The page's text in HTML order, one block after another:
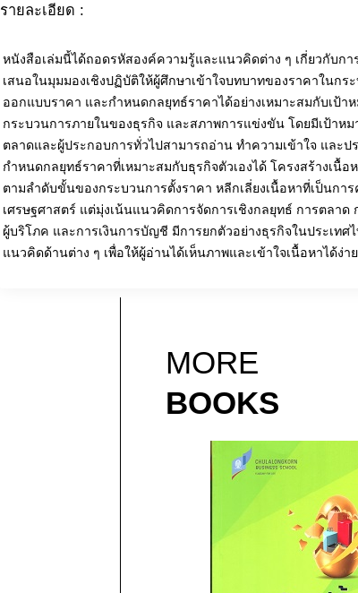
รายละเอียด :
หนังสือเล่มนี้ได้ถอดรหัสองค์ความรู้และแนวคิดต่าง ๆ เกี่ยวกับกา
เสนอในมุมมองเชิงปฏิบัติให้ผู้ศึกษาเข้าใจบทบาทของราคาในกร
ออกแบบราคา และกำหนดกลยุทธ์ราคาได้อย่างเหมาะสมกับเป้า
กระบวนการภายในของธุรกิจ และสภาพการแข่งขัน โดยมีเป้าหม
ตลาดและผู้ประกอบการทั่วไปสามารถอ่าน ทำความเข้าใจ และป
กำหนดกลยุทธ์ราคาที่เหมาะสมกับธุรกิจตัวเองได้ โครงสร้างเนื้
ตามลำดับขั้นของกระบวนการตั้งราคา หลีกเลี่ยงเนื้อหาที่เป็นกา
เศรษฐศาสตร์ แต่มุ่งเน้นแนวคิดการจัดการเชิงกลยุทธ์ การตลาด
ผู้บริโภค และการเงินการบัญชี มีการยกตัวอย่างธุรกิจในประเทศ
แนวคิดด้านต่าง ๆ เพื่อให้ผู้อ่านได้เห็นภาพและเข้าใจเนื้อหาได้ง่า
MORE
BOOKS